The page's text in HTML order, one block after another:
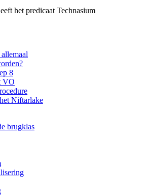
het predicaat Technasium
8
VO
Niftarlake
brugklas